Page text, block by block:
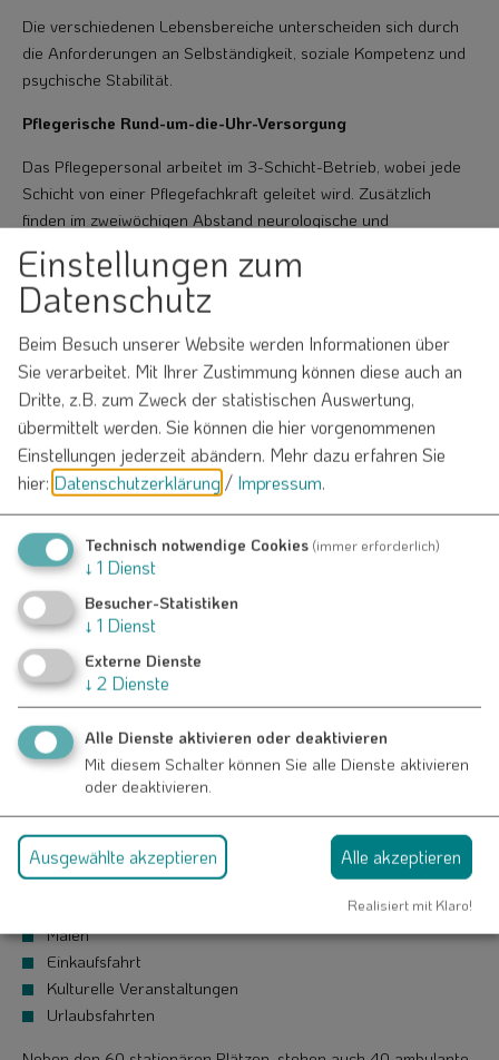
Die verschiedenen Lebensbereiche unterscheiden sich durch
die Anforderungen an Selbständigkeit, soziale Kompetenz und
psychische Stabilität.
Pflegerische Rund-um-die-Uhr-Versorgung
Das Pflegepersonal arbeitet im 3-Schicht-Betrieb, wobei jede
Schicht von einer Pflegefachkraft geleitet wird. Zusätzlich
finden im zweiwöchigen Abstand neurologische und
hausärztliche Visiten statt. Fachärzte werden in Weißenburg
konsultiert.
Therapeutisches Angebot
Arbeitstherapie (Heimarbeit, Landwirtschaft, Hausdienst)
Beschäftigungstherapie
Einzel- und Gruppengespräche
Individuelles Angebot für Menschen mit
Hirnleistungsstörungen
Die Gruppenstärke liegt zwischen 8 und 16 Personen. Der
Gruppenleiter ist Bezugsperson und Ansprechpartner nicht nur
für arbeits- und beschäftigungstherapeutische Belange,
sondern auch für Behördengänge, Krisenintervention,
Angehörigenarbeit, Freizeitgestaltung usw..
Arbeitstherapie wird auch für externe Besucher angeboten.
Ergänzende Angebote
Sport, Gymnastik, Kegeln, Schwimmen, Fußball
Lebenspraktisches Training
Einzelgespräche
Angehörigenarbeit
Malen
Einkaufsfahrt
Kulturelle Veranstaltungen
Urlaubsfahrten
Einstellungen zum
Datenschutz
Beim Besuch unserer Website werden Informationen über
Sie verarbeitet. Mit Ihrer Zustimmung können diese auch an
Dritte, z.B. zum Zweck der statistischen Auswertung,
übermittelt werden. Sie können die hier vorgenommenen
Einstellungen jederzeit abändern. Mehr dazu erfahren Sie
hier: Datenschutzerklärung/ Impressum.
Technisch notwendige Cookies (immer erforderlich)
↓ 1 Dienst
Besucher-Statistiken
↓ 1 Dienst
Externe Dienste
↓ 2 Dienste
Alle Dienste aktivieren oder deaktivieren
Mit diesem Schalter können Sie alle Dienste aktivieren
oder deaktivieren.
Ausgewählte akzeptieren Alle akzeptieren
Realisiert mit Klaro!